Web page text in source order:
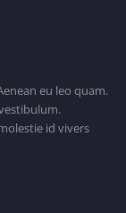
eu leo quam.
id vivers